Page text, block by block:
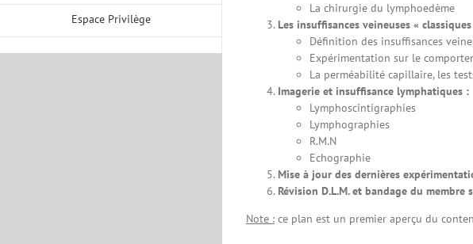
Espace Privilège
La chirurgie du lymphoedème
Les insuffisances veineuses «
Définition des insuffisances
Expérimentation sur le
La perméabilité capillaire, les
Imagerie et insuffisance lymphatiques :
Lymphoscintigraphies
Lymphographies
R.M.N
Echographie
Mise à jour des dernières
Révision D.L.M. et bandage du
Note : ce plan est un premier aperçu du